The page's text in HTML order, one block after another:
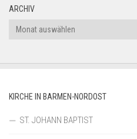
ARCHIV
Archiv
KIRCHE IN BARMEN-NORDOST
ST. JOHANN BAPTIST